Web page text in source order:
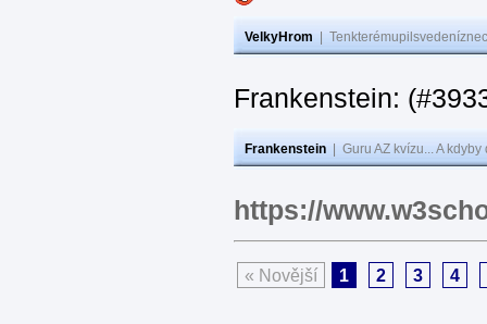
VelkyHrom
Frankenstein:
Frankenstein Guru AZ kvízu... A
https://
« Novější 1 2 3 4